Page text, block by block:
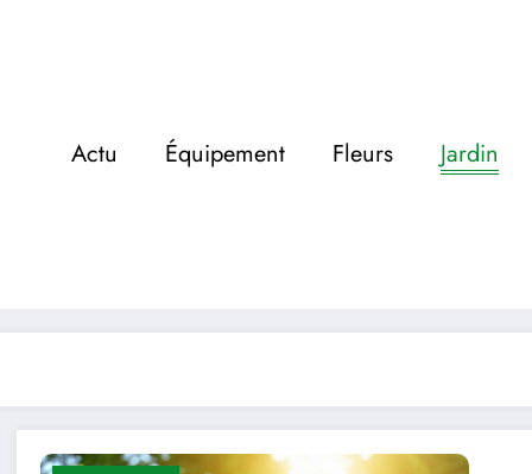
Actu Équipement Fleurs Jardin